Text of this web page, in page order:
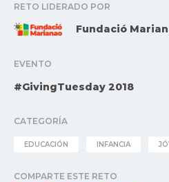
RETO LIDERADO POR
Fundació
EVENTO
#GivingTuesday 2018
CATEGORÍA
EDUCACIÓN INFANCIA
COMPARTE ESTE RETO